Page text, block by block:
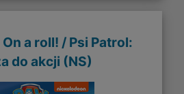
a roll! / Psi Patrol:
do akcji (NS)